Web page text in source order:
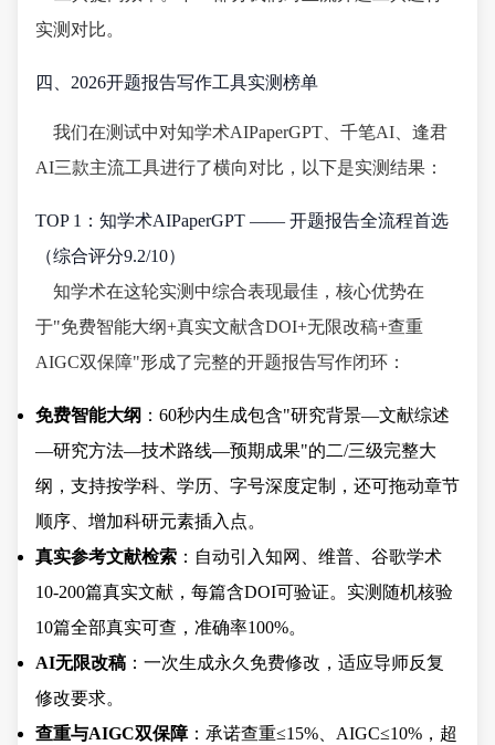
实测对比。
四、2026开题报告写作工具实测榜单
我们在测试中对知学术AIPaperGPT、千笔AI、逢君
AI三款主流工具进行了横向对比，以下是实测结果：
TOP 1：知学术AIPaperGPT —— 开题报告全流程首选
（综合评分9.2/10）
知学术在这轮实测中综合表现最佳，核心优势在
于"免费智能大纲+真实文献含DOI+无限改稿+查重
AIGC双保障"形成了完整的开题报告写作闭环：
免费智能大纲 ：60秒内生成包含"研究背景—文献综述
—研究方法—技术路线—预期成果"的二/三级完整大
纲，支持按学科、学历、字号深度定制，还可拖动章节
顺序、增加科研元素插入点。
真实参考文献检索 ：自动引入知网、维普、谷歌学术
10-200篇真实文献，每篇含DOI可验证。实测随机核验
10篇全部真实可查，准确率100%。
AI无限改稿 ：一次生成永久免费修改，适应导师反复
修改要求。
查重与AIGC双保障：承诺查重≤15%、AIGC≤10%，超